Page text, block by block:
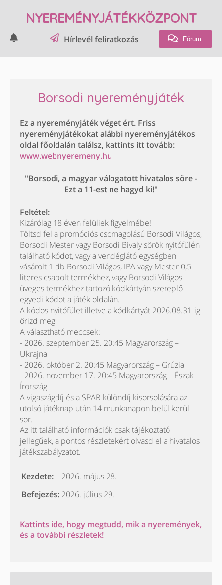
NYEREMÉNYJÁTÉKKÖZPONT
Hírlevél feliratkozás Fórum
Borsodi nyereményjáték
Ez a nyereményjáték véget ért. Friss
nyereményjátékokat alábbi nyereményjátékos
oldal főoldalán találsz, kattints itt tovább:
www.webnyeremeny.hu
"Borsodi, a magyar válogatott hivatalos söre -
Ezt a 11-est ne hagyd ki!"
Feltétel:
Kizárólag 18 éven felüliek figyelmébe!
Töltsd fel a promóciós csomagolású Borsodi Világos,
Borsodi Mester vagy Borsodi Bivaly sörök nyitófülén
található kódot, vagy a vendéglátó egységben
vásárolt 1 db Borsodi Világos, IPA vagy Mester 0,5
literes csapolt termékhez, vagy Borsodi Világos
üveges termékhez tartozó kódkártyán szereplő
egyedi kódot a játék oldalán.
A kódos nyitófület illetve a kódkártyát 2026.08.31-ig
őrizd meg.
A választható meccsek:
- 2026. szeptember 25. 20:45 Magyarország –
Ukrajna
- 2026. október 2. 20:45 Magyarország – Grúzia
- 2026. november 17. 20:45 Magyarország – Észak-
Írország
A vigaszágdíj és a SPAR különdíj kisorsolására az
utolsó játéknap után 14 munkanapon belül kerül
sor.
Az itt található információk csak tájékoztató
jellegűek, a pontos részletekért olvasd el a hivatalos
játékszabályzatot.
Kezdete:
2026. május 28.
Befejezés: 2026. július 29.
Kattints ide, hogy megtudd, mik a nyeremények,
és a további részletek!